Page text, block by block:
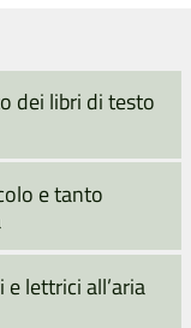
dei libri di testo
e tanto
lettrici all’aria